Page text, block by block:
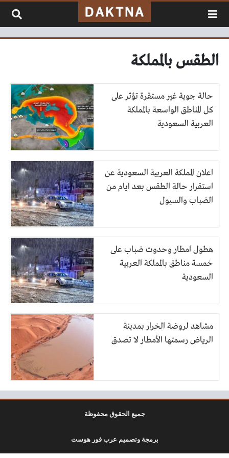
الطقس بالمملكة
حالة جوية غير مستقرة تؤثر على
كل المناطق الواسعة بالمملكة
العربية السعودية
اعلان المملكة العربية السعودية عن
استقرار حالة الطقس بعد ايام من
الضباب والسيول
هطول امطار وحدوث ضباب على
خمسة مناطق بالمملكة العربية
السعودية
مشاهد لروضة الخرار بمدينة
الرياض رسمتها الأمطار لا تصدق
جميع الحقوق محفوظة
برمجة وتصميم عرب فور هوست